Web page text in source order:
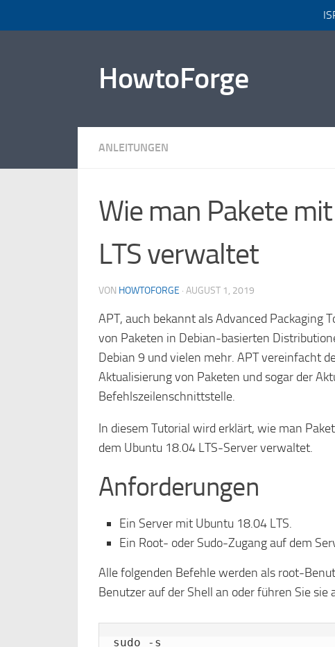
HowtoForge
ANLEITUNGEN
Wie man Pakete
LTS verwaltet
VON HOWTOFORGE · AUGUST 1, 2019
APT, auch bekannt als Advanced Packaging
von Paketen in Debian-basierten
Debian 9 und vielen mehr. APT vereinfacht
Aktualisierung von Paketen und sogar der
Befehlszeilenschnittstelle.
In diesem Tutorial wird erklärt, wie man
dem Ubuntu 18.04 LTS-Server verwaltet.
Anforderungen
Ein Server mit Ubuntu 18.04 LTS.
Ein Root- oder Sudo-Zugang auf dem
Alle folgenden Befehle werden als root-
Benutzer auf der Shell an oder führen Sie sie
sudo -s